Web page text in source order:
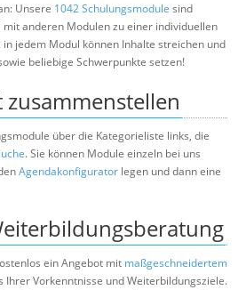
Unsere 1042 Schulungsmodule sind
anderen Modulen zu einer individuellen
jedem Modul können Inhalte streichen und
beliebige Schwerpunkte setzen!
zusammenstellen
über die Kategorieliste links, die
. Sie können Module einzeln bei uns
Agendakonfigurator legen und dann eine
ein Angebot mit maßgeschneidertem
Ihrer Vorkenntnisse und Weiterbildungsziele.